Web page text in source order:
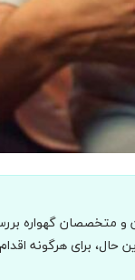
متخصصان گهواره
حال، برای هرگونه